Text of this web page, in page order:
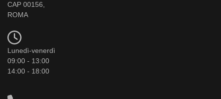
CAP 00156,
ROMA
Lunedì-venerdì
09:00 - 13:00
14:00 - 18:00